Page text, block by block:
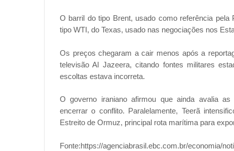
O barril do tipo Brent, usado como referência
tipo WTI, do Texas, usado nas negociações nos
Os preços chegaram a cair menos após a
televisão Al Jazeera, citando fontes militares
escoltas estava incorreta.
O governo iraniano afirmou que ainda avalia
encerrar o conflito. Paralelamente, Teerã
Estreito de Ormuz, principal rota marítima para
Fonte:https://agenciabrasil.ebc.com.br/economia/